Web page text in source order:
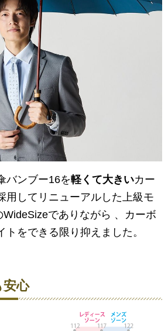
バンブー16を軽くて大きいカー
用してリニューアルした上級モ
でありながら 、カーボ
トをできる限り抑えました。
安心